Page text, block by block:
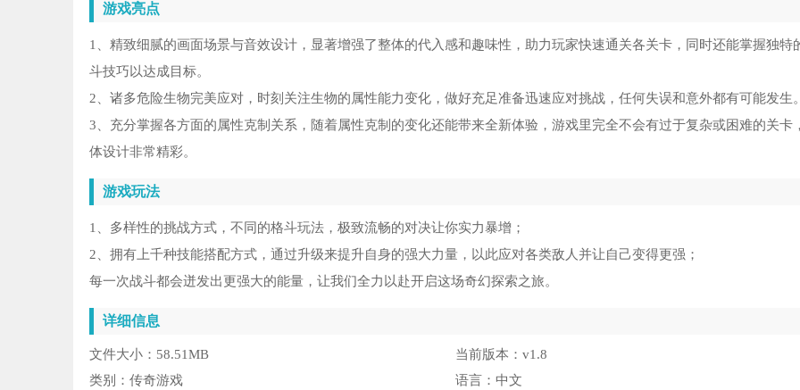
游戏亮点
1、精致细腻的画面场景与音效设计，显著增强了整体的代入感和趣味性，助力玩家快速通关各关卡，同时还能掌握独特
斗技巧以达成目标。
2、诸多危险生物完美应对，时刻关注生物的属性能力变化，做好充足准备迅速应对挑战，任何失误和意外都有可能发生
3、充分掌握各方面的属性克制关系，随着属性克制的变化还能带来全新体验，游戏里完全不会有过于复杂或困难的关卡
体设计非常精彩。
游戏玩法
1、多样性的挑战方式，不同的格斗玩法，极致流畅的对决让你实力暴增；
2、拥有上千种技能搭配方式，通过升级来提升自身的强大力量，以此应对各类敌人并让自己变得更强；
每一次战斗都会迸发出更强大的能量，让我们全力以赴开启这场奇幻探索之旅。
详细信息
文件大小： 58.51MB 当前版本： v1.8
类别： 传奇游戏 语言： 中文